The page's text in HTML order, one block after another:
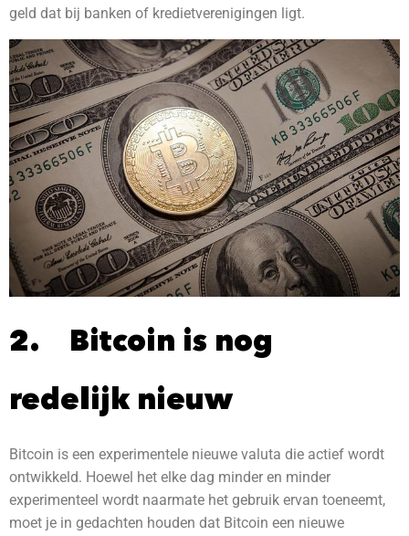
geld dat bij banken of kredietverenigingen ligt.
2. Bitcoin is nog
redelijk nieuw
Bitcoin is een experimentele nieuwe valuta die actief wordt
ontwikkeld. Hoewel het elke dag minder en minder
experimenteel wordt naarmate het gebruik ervan toeneemt,
moet je in gedachten houden dat Bitcoin een nieuwe